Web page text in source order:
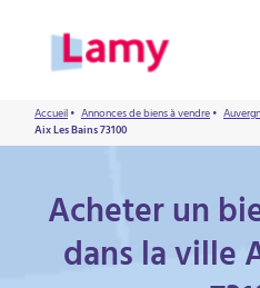
Accueil• Annonces de biens à vendre•
Aix Les Bains 73100
Acheter un
dans la ville